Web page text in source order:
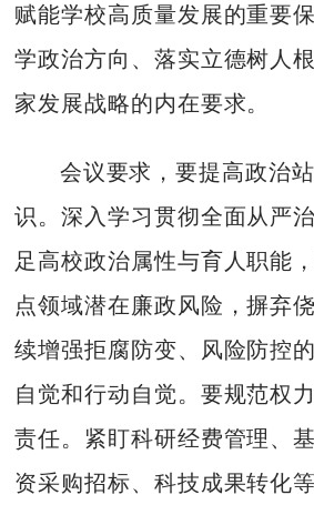
赋能学校高质量发展的重要
学政治方向、落实立德树人
家发展战略的内在要求。
会议要求，要提高政治
识。深入学习贯彻全面从严
足高校政治属性与育人职能
点领域潜在廉政风险，摒弃
续增强拒腐防变、风险防控
自觉和行动自觉。要规范权
责任。紧盯科研经费管理、
资采购招标、科技成果转化